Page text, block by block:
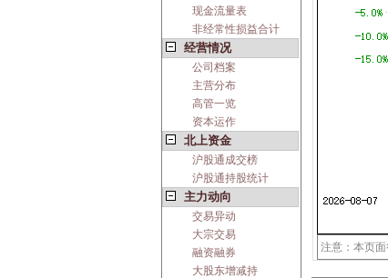
现金流量表
非经常性损益合计
经营情况
公司档案
主营分布
高管一览
资本运作
北上资金
沪股通成交榜
沪股通持股统计
主力动向
交易异动
大宗交易
融资融券
大股东增减持
注意：本页